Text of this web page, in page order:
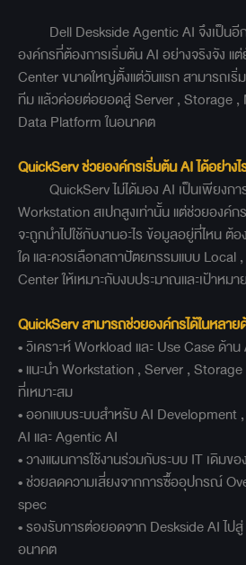
Dell Deskside Agentic AI จึงเป็นอี
องค์กรที่ต้องการเริ่มต้น AI อย่างจริงจัง แ
Center ขนาดใหญ่ตั้งแต่วันแรก สามารถเ
ทีม แล้วค่อยต่อยอดสู่ Server , Storage ,
Data Platform ในอนาคต
QuickServ ช่วยองค์กรเริ่มต้น AI ได้อย่างไ
QuickServ ไม่ได้มอง AI เป็นเพียงกา
Workstation สเปกสูงเท่านั้น แต่ช่วยองค์ก
จะถูกนำไปใช้กับงานอะไร ข้อมูลอยู่ที่ไหน
ใด และควรเลือกสถาปัตยกรรมแบบ Local
Center ให้เหมาะกับงบประมาณและเป้าหม
QuickServ สามารถช่วยองค์กรได้ในหลาย
• วิเคราะห์ Workload และ Use Case ด้าน
• แนะนำ Workstation , Server ,
ที่เหมาะสม
• ออกแบบระบบสำหรับ AI Development
AI และ Agentic AI
• วางแผนการใช้งานร่วมกับระบบ IT เดิมข
• ช่วยลดความเสี่ยงจากการซื้ออุปกรณ์
spec
• รองรับการต่อยอดจาก Deskside AI ไป
อนาคต